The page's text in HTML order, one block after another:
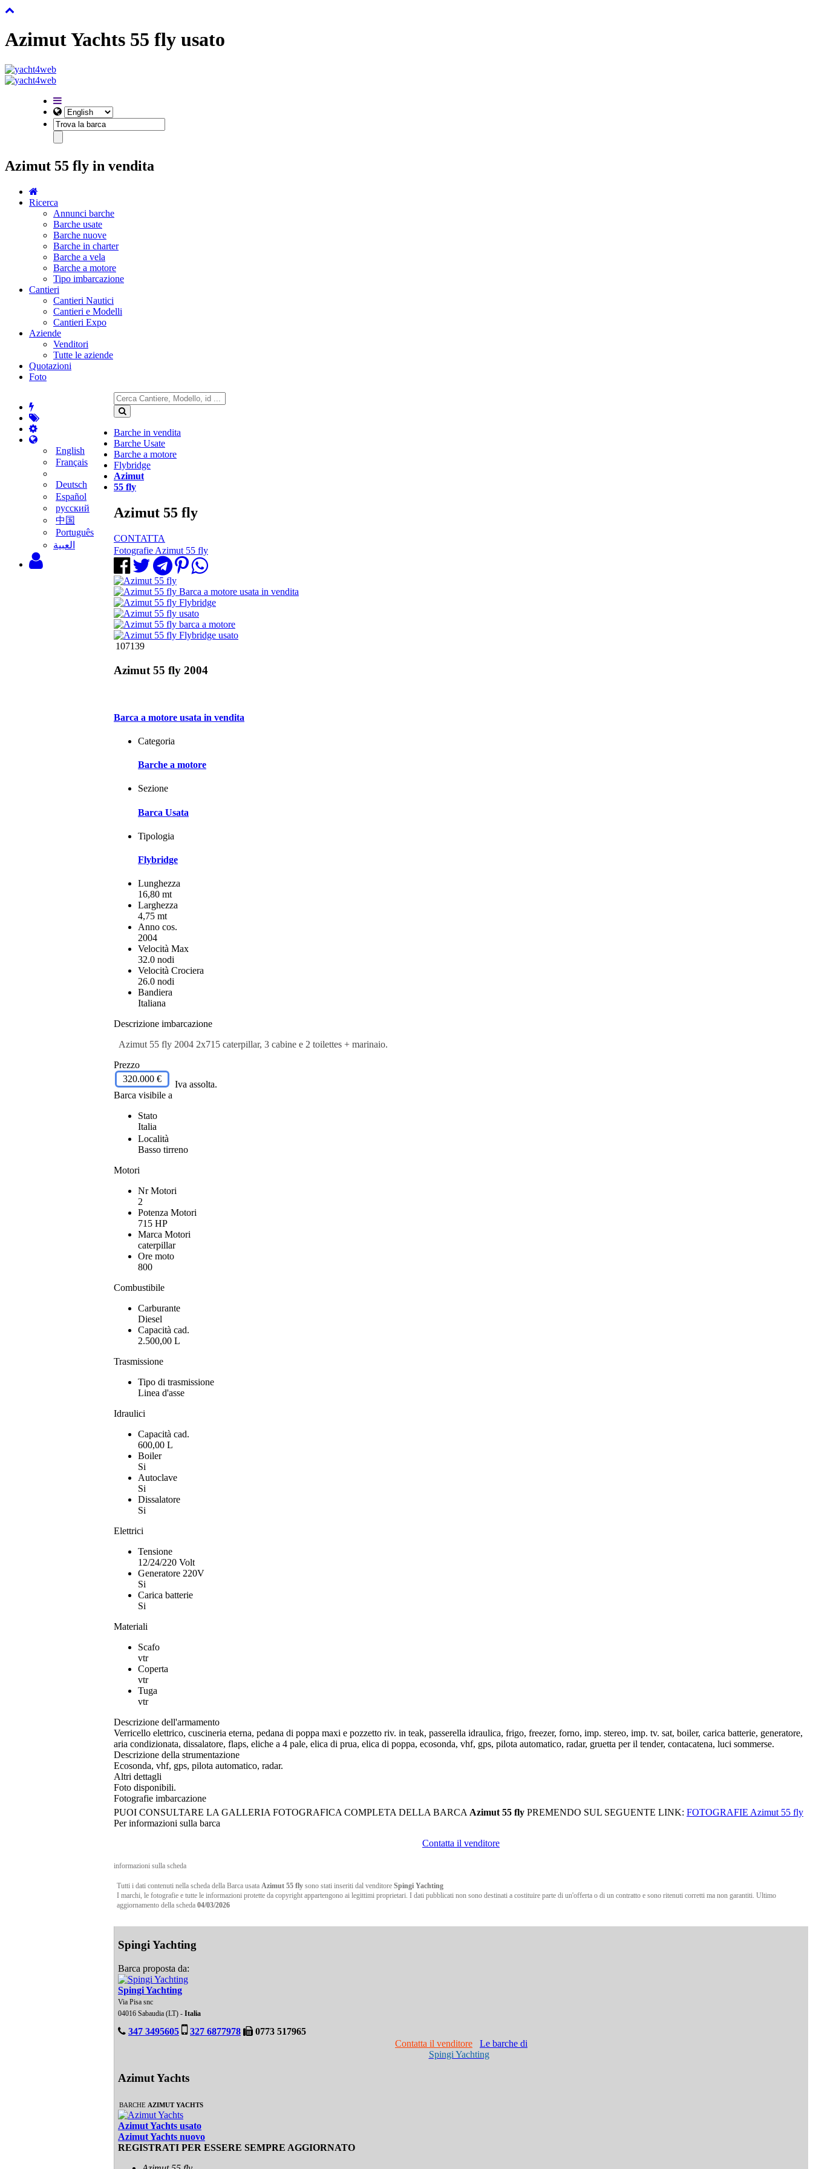
Azimut Yachts 55 fly usato
Azimut 55 fly in vendita
Ricerca
Annunci barche
Barche usate
Barche nuove
Barche in charter
Barche a vela
Barche a motore
Tipo imbarcazione
Cantieri
Cantieri Nautici
Cantieri e Modelli
Cantieri Expo
Aziende
Venditori
Tutte le aziende
Quotazioni
Foto
English
Français
Deutsch
Español
русский
中国
Português
‫العبية
Barche in vendita
Barche Usate
Barche a motore
Flybridge
Azimut
55 fly
Azimut 55 fly
CONTATTA
Fotografie Azimut 55 fly
107139
Azimut 55 fly 2004
Barca a motore usata in vendita
Categoria
Barche a motore
Sezione
Barca Usata
Tipologia
Flybridge
Lunghezza
16,80 mt
Larghezza
4,75 mt
Anno cos.
2004
Velocità Max
32.0 nodi
Velocità Crociera
26.0 nodi
Bandiera
Italiana
Descrizione imbarcazione
Azimut 55 fly 2004 2x715 caterpillar, 3 cabine e 2 toilettes + marinaio.
Prezzo
320.000 €
Iva assolta.
Barca visibile a
Stato
Italia
Località
Basso tirreno
Motori
Nr Motori
2
Potenza Motori
715 HP
Marca Motori
caterpillar
Ore moto
800
Combustibile
Carburante
Diesel
Capacità cad.
2.500,00 L
Trasmissione
Tipo di trasmissione
Linea d'asse
Idraulici
Capacità cad.
600,00 L
Boiler
Si
Autoclave
Si
Dissalatore
Si
Elettrici
Tensione
12/24/220 Volt
Generatore 220V
Si
Carica batterie
Si
Materiali
Scafo
vtr
Coperta
vtr
Tuga
vtr
Descrizione dell'armamento
Verricello elettrico, cuscineria eterna, pedana di poppa maxi e pozzetto riv. in teak, passerella idraulica, frigo, freezer, forno, imp. stereo, imp. tv. sat, boiler, carica batterie, generatore,
aria condizionata, dissalatore, flaps, eliche a 4 pale, elica di prua, elica di poppa, ecosonda, vhf, gps, pilota automatico, radar, gruetta per il tender, contacatena, luci sommerse.
Descrizione della strumentazione
Ecosonda, vhf, gps, pilota automatico, radar.
Altri dettagli
Foto disponibili.
Fotografie imbarcazione
PUOI CONSULTARE LA GALLERIA FOTOGRAFICA COMPLETA DELLA BARCA Azimut 55 fly PREMENDO SUL SEGUENTE LINK: FOTOGRAFIE Azimut 55 fly
Per informazioni sulla barca
Contatta il venditore
informazioni sulla scheda
Tutti i dati contenuti nella scheda della Barca usata Azimut 55 fly sono stati inseriti dal venditore Spingi Yachting
I marchi, le fotografie e tutte le informazioni protette da copyright appartengono ai legittimi proprietari. I dati pubblicati non sono destinati a costituire parte di un'offerta o di un contratto e sono ritenuti corretti ma non garantiti. Ultimo
aggiornamento della scheda 04/03/2026
Spingi Yachting
Barca proposta da:
Spingi Yachting
Via Pisa snc
04016 Sabaudia (LT) - Italia
347 3495605 327 6877978
0773 517965
Contatta il venditore
Le barche di
Spingi Yachting
Azimut Yachts
BARCHE AZIMUT YACHTS
Azimut Yachts usato
Azimut Yachts nuovo
REGISTRATI PER ESSERE SEMPRE AGGIORNATO